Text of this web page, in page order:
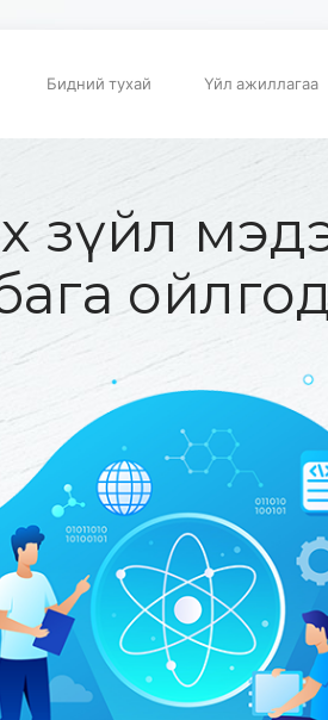
Бидний тухай Үйл ажиллагаа
зүйл